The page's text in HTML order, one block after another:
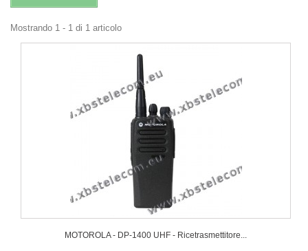
Mostrando 1 - 1 di 1 articolo
MOTOROLA - DP-1400 UHF - Ricetrasmettitore...